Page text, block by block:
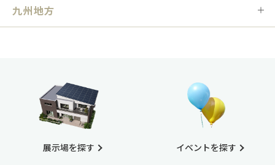
九州地方
展示場を探す イベントを探す